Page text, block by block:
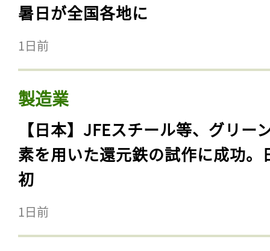
暑日が全国各地に
1日前
製造業
【日本】JFEスチール等、グリー
素を用いた還元鉄の試作に成功。
初
1日前